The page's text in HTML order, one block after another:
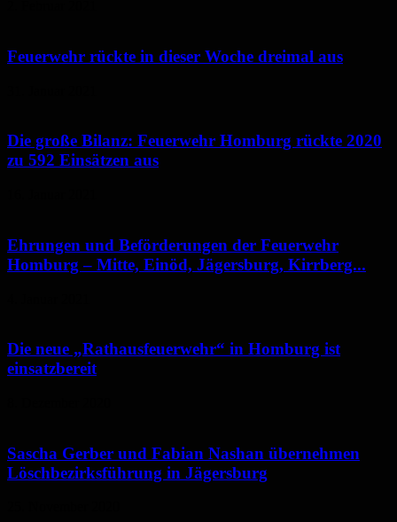
Feuerwehr rückte in dieser Woche dreimal aus
Die große Bilanz: Feuerwehr Homburg rückte 2020
zu 592 Einsätzen aus
Ehrungen und Beförderungen der Feuerwehr
Homburg – Mitte, Einöd, Jägersburg, Kirrberg...
Die neue „Rathausfeuerwehr“ in Homburg ist
einsatzbereit
Sascha Gerber und Fabian Nashan übernehmen
Löschbezirksführung in Jägersburg